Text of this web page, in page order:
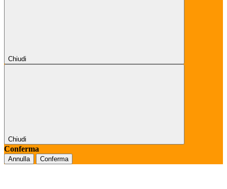
Chiudi
Chiudi
Conferma
Annulla Conferma